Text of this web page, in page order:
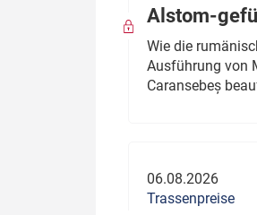
Alstom-
Wie die
Ausführung von
Caransebeș
06.08.2026
Trassenpreise